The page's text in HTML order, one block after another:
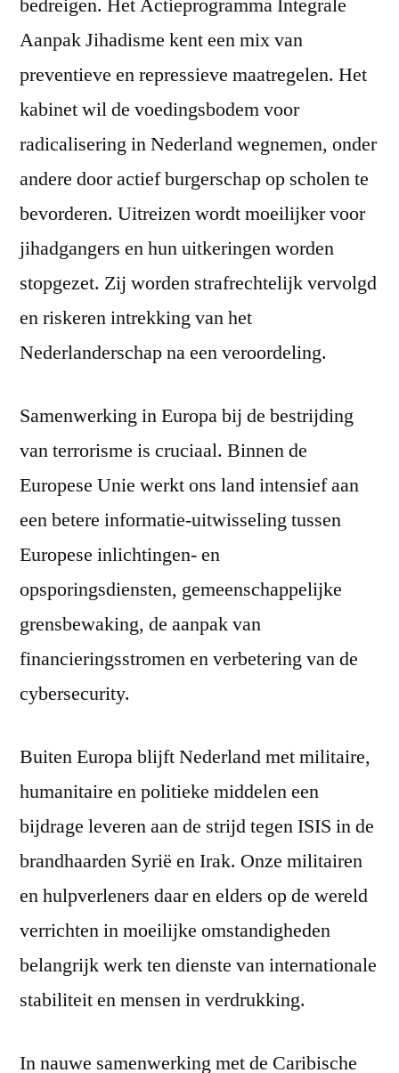
bedreigen. Het Actieprogramma Integrale
Aanpak Jihadisme kent een mix van
preventieve en repressieve maatregelen. Het
kabinet wil de voedingsbodem voor
radicalisering in Nederland wegnemen, onder
andere door actief burgerschap op scholen te
bevorderen. Uitreizen wordt moeilijker voor
jihadgangers en hun uitkeringen worden
stopgezet. Zij worden strafrechtelijk vervolgd
en riskeren intrekking van het
Nederlanderschap na een veroordeling.
Samenwerking in Europa bij de bestrijding
van terrorisme is cruciaal. Binnen de
Europese Unie werkt ons land intensief aan
een betere informatie-uitwisseling tussen
Europese inlichtingen- en
opsporingsdiensten, gemeenschappelijke
grensbewaking, de aanpak van
financieringsstromen en verbetering van de
cybersecurity.
Buiten Europa blijft Nederland met militaire,
humanitaire en politieke middelen een
bijdrage leveren aan de strijd tegen ISIS in de
brandhaarden Syrië en Irak. Onze militairen
en hulpverleners daar en elders op de wereld
verrichten in moeilijke omstandigheden
belangrijk werk ten dienste van internationale
stabiliteit en mensen in verdrukking.
In nauwe samenwerking met de Caribische